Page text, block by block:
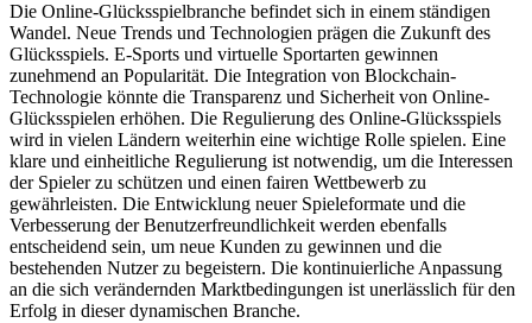
Die Online-Glücksspielbranche befindet sich in einem ständigen
Wandel. Neue Trends und Technologien prägen die Zukunft des
Glücksspiels. E-Sports und virtuelle Sportarten gewinnen
zunehmend an Popularität. Die Integration von Blockchain-
Technologie könnte die Transparenz und Sicherheit von Online-
Glücksspielen erhöhen. Die Regulierung des Online-Glücksspiels
wird in vielen Ländern weiterhin eine wichtige Rolle spielen. Eine
klare und einheitliche Regulierung ist notwendig, um die Interessen
der Spieler zu schützen und einen fairen Wettbewerb zu
gewährleisten. Die Entwicklung neuer Spieleformate und die
Verbesserung der Benutzerfreundlichkeit werden ebenfalls
entscheidend sein, um neue Kunden zu gewinnen und die
bestehenden Nutzer zu begeistern. Die kontinuierliche Anpassung
an die sich verändernden Marktbedingungen ist unerlässlich für den
Erfolg in dieser dynamischen Branche.